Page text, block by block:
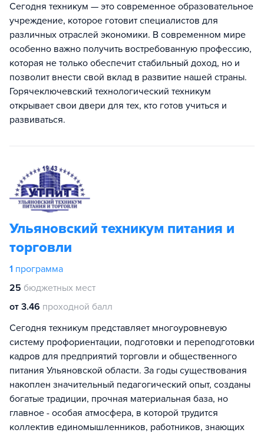
Сегодня техникум — это современное образовательное
учреждение, которое готовит специалистов для
различных отраслей экономики. В современном мире
особенно важно получить востребованную профессию,
которая не только обеспечит стабильный доход, но и
позволит внести свой вклад в развитие нашей страны.
Горячеключевский технологический техникум
открывает свои двери для тех, кто готов учиться и
развиваться.
Ульяновский техникум питания и
торговли
1 программа
25 бюджетных мест
от 3.46 проходной балл
Сегодня техникум представляет многоуровневую
систему профориентации, подготовки и переподготовки
кадров для предприятий торговли и общественного
питания Ульяновской области. За годы существования
накоплен значительный педагогический опыт, созданы
богатые традиции, прочная материальная база, но
главное - особая атмосфера, в которой трудится
коллектив единомышленников, работников, знающих